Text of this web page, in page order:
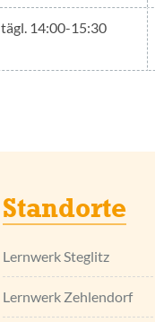
tägl. 14:00-15:30
Standorte
Lernwerk Steglitz
Lernwerk Zehlendorf